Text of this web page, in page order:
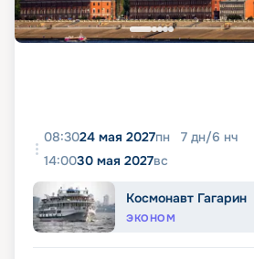
08:3024 мая 2027пн 7 дн/6 нч
14:0030 мая 2027вс
Космонавт Гагарин
ЭКОНОМ